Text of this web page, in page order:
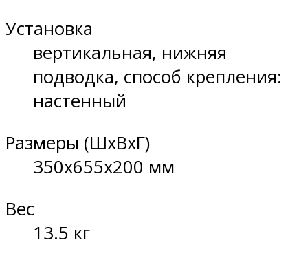
Установка
вертикальная, нижняя
подводка, способ крепления:
настенный
Размеры (ШхВхГ)
350x655x200 мм
Вес
13.5 кг